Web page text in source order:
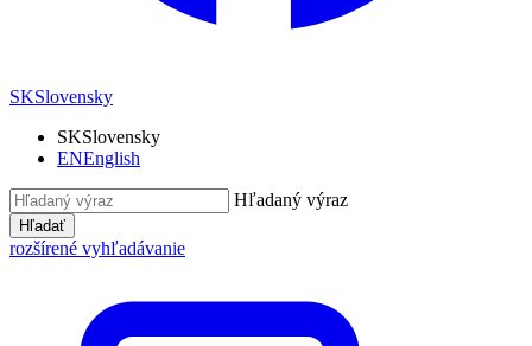
SKSlovensky
SKSlovensky
ENEnglish
Hľadaný výraz
Hľadať
rozšírené vyhľadávanie